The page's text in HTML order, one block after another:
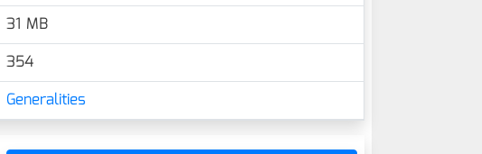
31 MB
354
Generalities